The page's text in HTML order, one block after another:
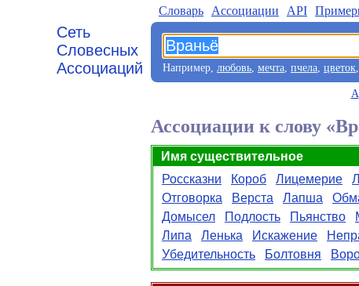
Сеть
Словесных
Ассоциаций
Словарь Aссоциации API
Например, любовь, мечта, пчела, цветок,
А
Ассоциации к слову
Имя существительное
Россказни
Короб Лицемерие
Отговорка
Верста Лапша
Домысел
Подлость Пьянство
Липа
Ленька Искажение
Убедительность
Болтовня